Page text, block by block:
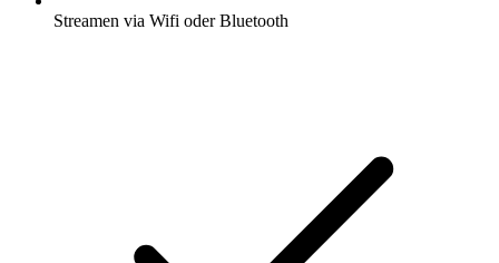
Streamen via Wifi oder Bluetooth